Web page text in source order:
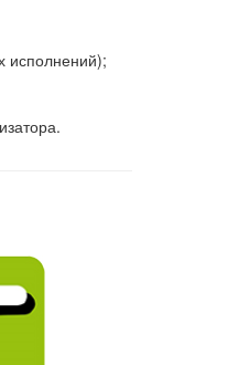
исполнений);